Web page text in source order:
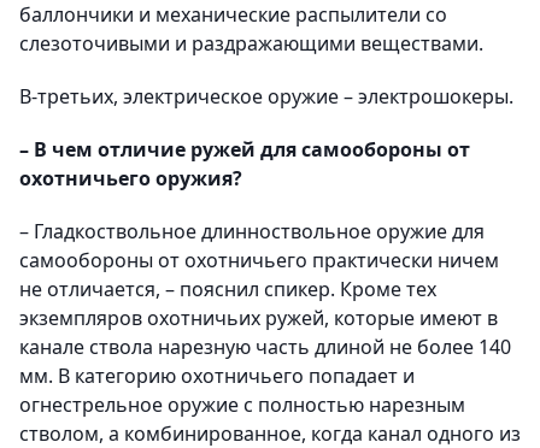
баллончики и механические распылители со
слезоточивыми и раздражающими веществами.
В-третьих, электрическое оружие – электрошокеры.
– В чем отличие ружей для самообороны от
охотничьего оружия?
– Гладкоствольное длинноствольное оружие для
самообороны от охотничьего практически ничем
не отличается, – пояснил спикер. Кроме тех
экземпляров охотничьих ружей, которые имеют в
канале ствола нарезную часть длиной не более 140
мм. В категорию охотничьего попадает и
огнестрельное оружие с полностью нарезным
стволом, а комбинированное, когда канал одного из